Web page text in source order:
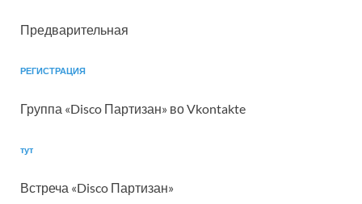
Предварительная
РЕГИСТРАЦИЯ
Группа «Disco Партизан» во Vkontakte
тут
Встреча «Disco Партизан»